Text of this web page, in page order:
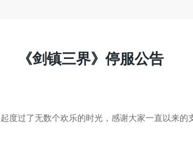
《剑镇三界》停服公告
度过了无数个欢乐的时光，感谢大家一直以来的